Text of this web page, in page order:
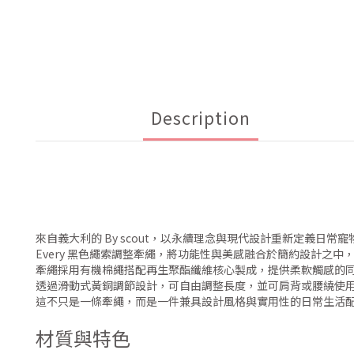
Description
來自義大利的 By scout，以永續理念與現代設計重新定義日常寵
Every 黑色繩索調整牽繩，將功能性與美感融合於簡約設計之中
牽繩採用有機棉繩搭配再生聚酯纖維核心製成，提供柔軟觸感
透過滑動式黃銅調節設計，可自由調整長度，並可肩背或腰繞使
這不只是一條牽繩，而是一件兼具設計風格與實用性的日常生活
材質與特色